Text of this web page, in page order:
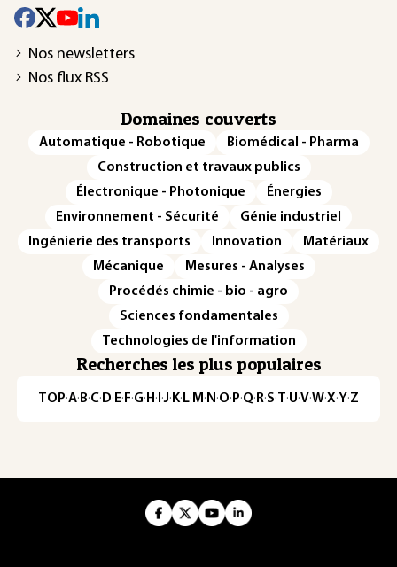
Nos newsletters
Nos flux RSS
Domaines couverts
Automatique - Robotique
Biomédical - Pharma
Construction et travaux publics
Électronique - Photonique
Énergies
Environnement - Sécurité
Génie industriel
Ingénierie des transports
Innovation
Matériaux
Mécanique
Mesures - Analyses
Procédés chimie - bio - agro
Sciences fondamentales
Technologies de l'information
Recherches les plus populaires
TOP·A·B·C· D· E· F·G· H · ·J· K· L· M · N ·O· P·Q· R·S·T·U·V·W·X·Y·Z